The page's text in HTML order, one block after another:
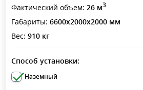
Фактический объем: 26 м3
Габариты: 6600x2000x2000 мм
Вес: 910 кг
Способ установки:
Наземный